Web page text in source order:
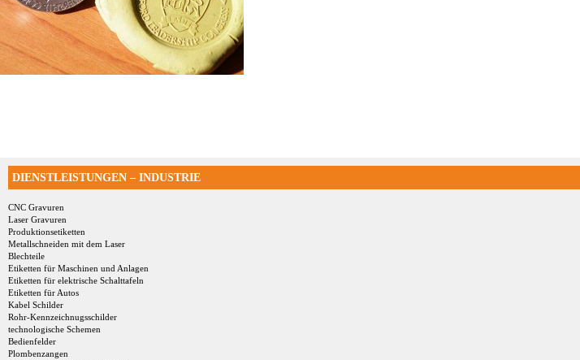
DIENSTLEISTUNGEN – INDUSTRIE
CNC Gravuren
Laser Gravuren
Produktionsetiketten
Metallschneiden mit dem Laser
Blechteile
Etiketten für Maschinen und Anlagen
Etiketten für elektrische Schalttafeln
Etiketten für Autos
Kabel Schilder
Rohr-Kennzeichnugsschilder
technologische Schemen
Bedienfelder
Plombenzangen